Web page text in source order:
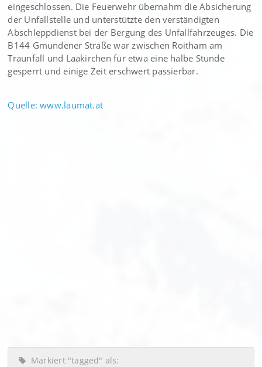
eingeschlossen. Die Feuerwehr übernahm die Absicherung
der Unfallstelle und unterstützte den verständigten
Abschleppdienst bei der Bergung des Unfallfahrzeuges. Die
B144 Gmundener Straße war zwischen Roitham am
Traunfall und Laakirchen für etwa eine halbe Stunde
gesperrt und einige Zeit erschwert passierbar.
Quelle: www.laumat.at
Markiert "tagged" als: